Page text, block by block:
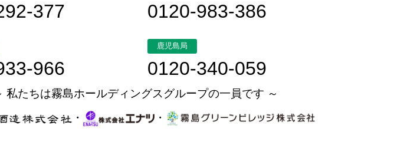
377 0120-983-386
966
鹿児島局
0120-340-059
私たちは霧島ホールディングスグループの一員です ～
・
・